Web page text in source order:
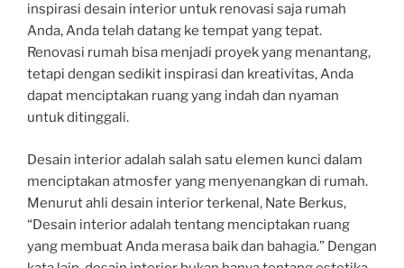
inspirasi desain interior untuk renovasi saja rumah
Anda, Anda telah datang ke tempat yang tepat.
Renovasi rumah bisa menjadi proyek yang menantang,
tetapi dengan sedikit inspirasi dan kreativitas, Anda
dapat menciptakan ruang yang indah dan nyaman
untuk ditinggali.
Desain interior adalah salah satu elemen kunci dalam
menciptakan atmosfer yang menyenangkan di rumah.
Menurut ahli desain interior terkenal, Nate Berkus,
“Desain interior adalah tentang menciptakan ruang
yang membuat Anda merasa baik dan bahagia.” Dengan